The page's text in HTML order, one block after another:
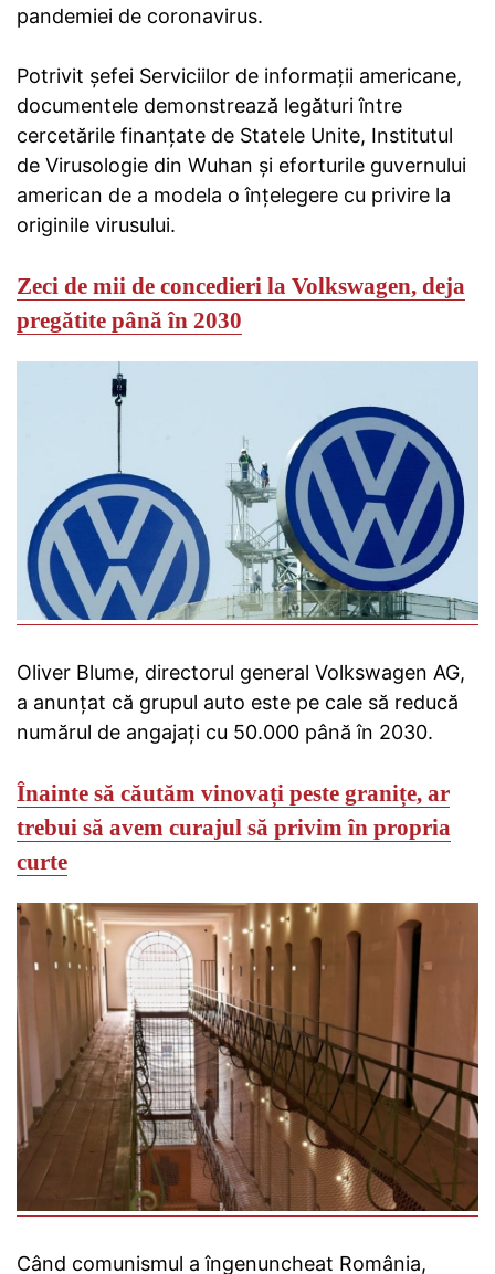
pandemiei de coronavirus.
Potrivit șefei Serviciilor de informații americane,
documentele demonstrează legături între
cercetările finanțate de Statele Unite, Institutul
de Virusologie din Wuhan și eforturile guvernului
american de a modela o înțelegere cu privire la
originile virusului.
Zeci de mii de concedieri la Volkswagen, deja
pregătite până în 2030
Oliver Blume, directorul general Volkswagen AG,
a anunțat că grupul auto este pe cale să reducă
numărul de angajați cu 50.000 până în 2030.
Înainte să căutăm vinovați peste granițe, ar
trebui să avem curajul să privim în propria
curte
Când comunismul a îngenuncheat România,